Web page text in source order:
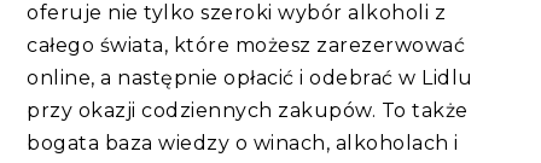
oferuje nie tylko szeroki wybór alkoholi z
całego świata, które możesz zarezerwować
online, a następnie opłacić i odebrać w Lidlu
przy okazji codziennych zakupów. To także
bogata baza wiedzy o winach, alkoholach i